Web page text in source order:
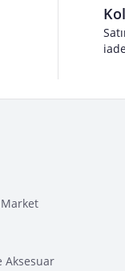
Market
Aksesuar